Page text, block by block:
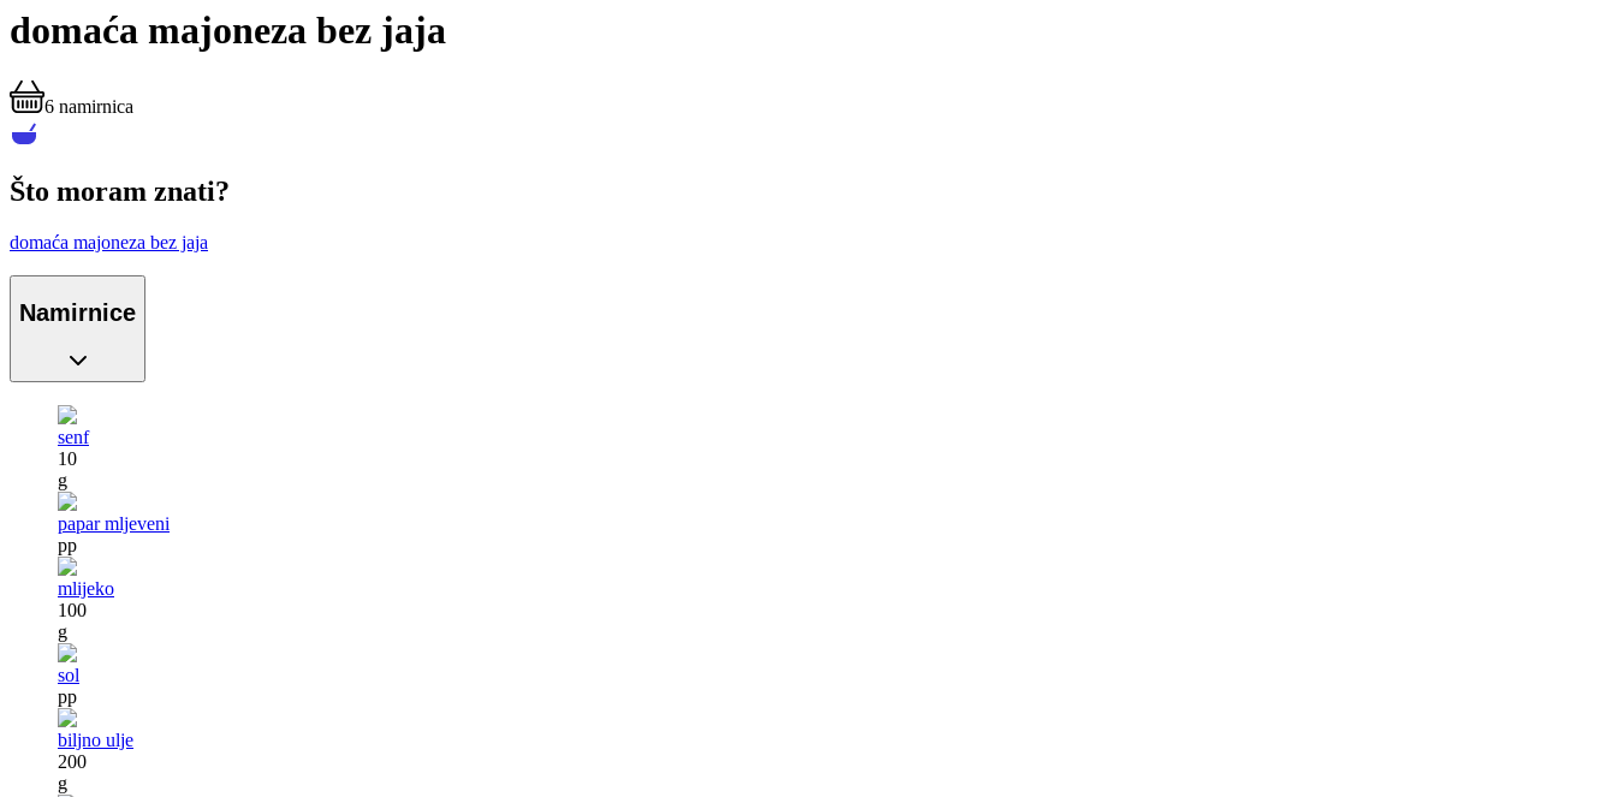
domaća majoneza bez jaja
6 namirnica
Što moram znati?
domaća majoneza bez jaja
Namirnice
senf
10
g
papar mljeveni
pp
mlijeko
100
g
sol
pp
biljno ulje
200
g